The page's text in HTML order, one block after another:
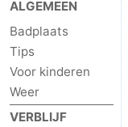
ALGEMEEN
Badplaats
Tips
Voor kinderen
Weer
VERBLIJF